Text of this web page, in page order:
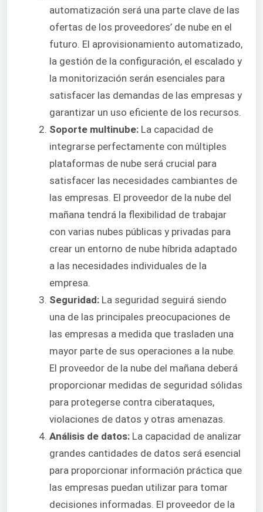
automatización será una parte clave de las
ofertas de los proveedores’ de nube en el
futuro. El aprovisionamiento automatizado,
la gestión de la configuración, el escalado y
la monitorización serán esenciales para
satisfacer las demandas de las empresas y
garantizar un uso eficiente de los recursos.
Soporte multinube: La capacidad de
integrarse perfectamente con múltiples
plataformas de nube será crucial para
satisfacer las necesidades cambiantes de
las empresas. El proveedor de la nube del
mañana tendrá la flexibilidad de trabajar
con varias nubes públicas y privadas para
crear un entorno de nube híbrida adaptado
a las necesidades individuales de la
empresa.
Seguridad: La seguridad seguirá siendo
una de las principales preocupaciones de
las empresas a medida que trasladen una
mayor parte de sus operaciones a la nube.
El proveedor de la nube del mañana deberá
proporcionar medidas de seguridad sólidas
para protegerse contra ciberataques,
violaciones de datos y otras amenazas.
Análisis de datos: La capacidad de analizar
grandes cantidades de datos será esencial
para proporcionar información práctica que
las empresas puedan utilizar para tomar
decisiones informadas. El proveedor de la